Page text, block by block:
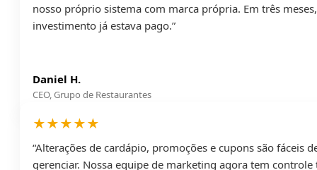
nosso próprio sistema com marca própria. Em três
investimento já estava pago.”
Daniel H.
CEO, Grupo de Restaurantes
★★★★★
“Alterações de cardápio, promoções e cupons são fáceis
gerenciar. Nossa equipe de marketing agora tem controle